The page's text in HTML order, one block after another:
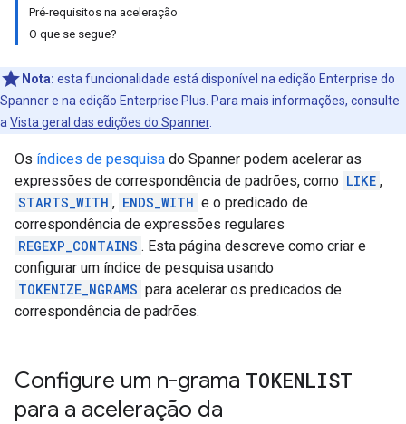
Pré-requisitos na aceleração
O que se segue?
Nota: esta funcionalidade está disponível na edição Enterprise do
Spanner e na edição Enterprise Plus. Para mais informações, consulte
a Vista geral das edições do Spanner.
Os índices de pesquisa do Spanner podem acelerar as
expressões de correspondência de padrões, como LIKE ,
STARTS_WITH , ENDS_WITH e o predicado de
correspondência de expressões regulares
REGEXP_CONTAINS . Esta página descreve como criar e
configurar um índice de pesquisa usando
TOKENIZE_NGRAMS para acelerar os predicados de
correspondência de padrões.
Configure um n-grama TOKENLIST
para a aceleração da